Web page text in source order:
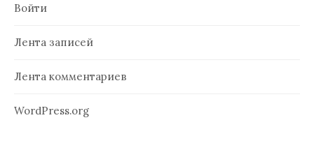
Войти
Лента записей
Лента комментариев
WordPress.org